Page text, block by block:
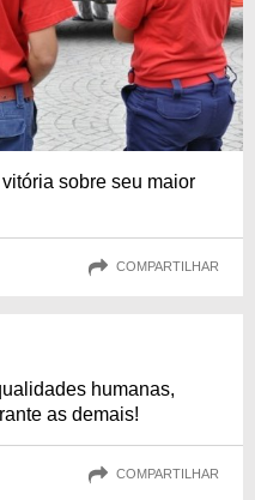
sobre seu maior
COMPARTILHAR
humanas,
as demais!
COMPARTILHAR